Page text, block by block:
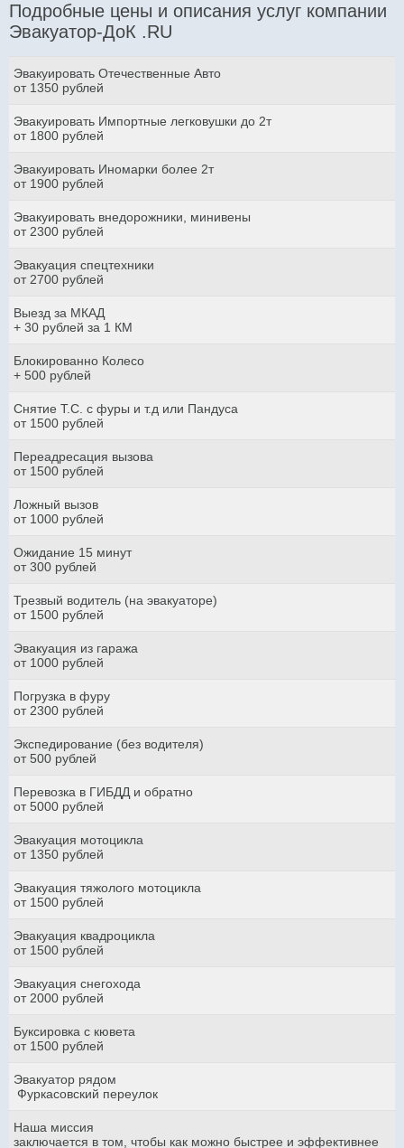
Подробные цены и описания услуг компании
Эвакуатор-ДоК .RU
Эвакуировать Отечественные Авто
от 1350 рублей
Эвакуировать Импортные легковушки до 2т
от 1800 рублей
Эвакуировать Иномарки более 2т
от 1900 рублей
Эвакуировать внедорожники, минивены
от 2300 рублей
Эвакуация спецтехники
от 2700 рублей
Выезд за МКАД
+ 30 рублей за 1 КМ
Блокированно Колесо
+ 500 рублей
Снятие Т.С. с фуры и т.д или Пандуса
от 1500 рублей
Переадресация вызова
от 1500 рублей
Ложный вызов
от 1000 рублей
Ожидание 15 минут
от 300 рублей
Трезвый водитель (на эвакуаторе)
от 1500 рублей
Эвакуация из гаража
от 1000 рублей
Погрузка в фуру
от 2300 рублей
Экспедирование (без водителя)
от 500 рублей
Перевозка в ГИБДД и обратно
от 5000 рублей
Эвакуация мотоцикла
от 1350 рублей
Эвакуация тяжолого мотоцикла
от 1500 рублей
Эвакуация квадроцикла
от 1500 рублей
Эвакуация снегохода
от 2000 рублей
Буксировка с кювета
от 1500 рублей
Эвакуатор рядом
Фуркасовский переулок
Наша миссия
заключается в том, чтобы как можно быстрее и эффективнее